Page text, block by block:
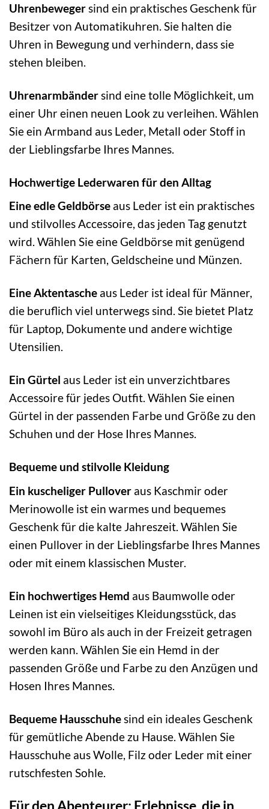
Uhrenbewegersind ein praktisches Geschenk für
Besitzer von Automatikuhren. Sie halten die
Uhren in Bewegung und verhindern, dass sie
stehen bleiben.
Uhrenarmbändersind eine tolle Möglichkeit, um
einer Uhr einen neuen Look zu verleihen. Wählen
Sie ein Armband aus Leder, Metall oder Stoff in
der Lieblingsfarbe Ihres Mannes.
Hochwertige Lederwaren für den Alltag
Eine edle Geldbörse aus Leder ist ein praktisches
und stilvolles Accessoire, das jeden Tag genutzt
wird. Wählen Sie eine Geldbörse mit genügend
Fächern für Karten, Geldscheine und Münzen.
Eine Aktentasche aus Leder ist ideal für Männer,
die beruflich viel unterwegs sind. Sie bietet Platz
für Laptop, Dokumente und andere wichtige
Utensilien.
Ein Gürtel aus Leder ist ein unverzichtbares
Accessoire für jedes Outfit. Wählen Sie einen
Gürtel in der passenden Farbe und Größe zu den
Schuhen und der Hose Ihres Mannes.
Bequeme und stilvolle Kleidung
Ein kuscheliger Pullover aus Kaschmir oder
Merinowolle ist ein warmes und bequemes
Geschenk für die kalte Jahreszeit. Wählen Sie
einen Pullover in der Lieblingsfarbe Ihres Mannes
oder mit einem klassischen Muster.
Ein hochwertiges Hemd aus Baumwolle oder
Leinen ist ein vielseitiges Kleidungsstück, das
sowohl im Büro als auch in der Freizeit getragen
werden kann. Wählen Sie ein Hemd in der
passenden Größe und Farbe zu den Anzügen und
Hosen Ihres Mannes.
Bequeme Hausschuhesind ein ideales Geschenk
für gemütliche Abende zu Hause. Wählen Sie
Hausschuhe aus Wolle, Filz oder Leder mit einer
rutschfesten Sohle.
Für den Abenteurer: Erlebnisse, die in